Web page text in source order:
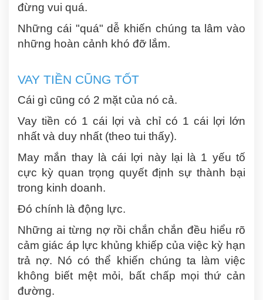
đừng vui quá.
Những cái "quá" dễ khiến chúng ta lâm vào
những hoàn cảnh khó đỡ lắm.
VAY TIỀN CŨNG TỐT
Cái gì cũng có 2 mặt của nó cả.
Vay tiền có 1 cái lợi và chỉ có 1 cái lợi lớn
nhất và duy nhất (theo tui thấy).
May mắn thay là cái lợi này lại là 1 yếu tố
cực kỳ quan trọng quyết định sự thành bại
trong kinh doanh.
Đó chính là động lực.
Những ai từng nợ rồi chắn chắn đều hiểu rõ
cảm giác áp lực khủng khiếp của việc kỳ hạn
trả nợ. Nó có thể khiến chúng ta làm việc
không biết mệt mỏi, bất chấp mọi thứ cản
đường.